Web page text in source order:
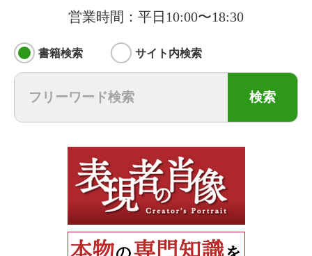
営業時間：平日10:00〜18:30
書籍検索 サイト内検索
検索